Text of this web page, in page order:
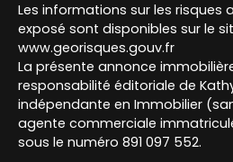
Les informations sur les risques
exposé sont disponibles sur le
www.georisques.gouv.fr
La présente annonce
responsabilité éditoriale de Kathy
indépendante en Immobilier
agente commerciale
sous le numéro 891 097 552.